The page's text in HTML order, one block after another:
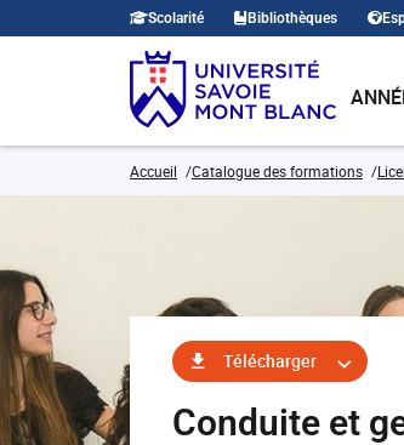
Scolarité Bibliothèques
Accueil Catalogue des formations
Télécharger
Conduite et